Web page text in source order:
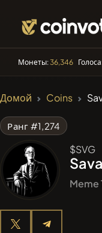
Монеты:36,346
Домой Coins
Ранг #1,274
$SVG
Meme